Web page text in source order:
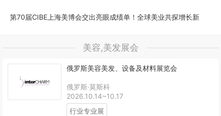
第70届CIBE上海美博会交出亮眼成绩单！全球美业共探增长新
美容,美发展会
俄罗斯美容美发、设备及材料展览会
俄罗斯·莫斯科
2026.10.14~10.17
行业专业展